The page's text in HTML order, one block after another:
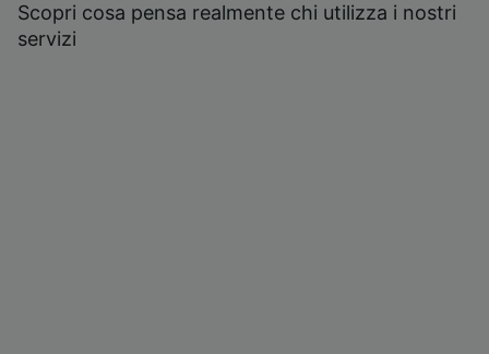
Scopri cosa pensa realmente chi utilizza i nostri
servizi